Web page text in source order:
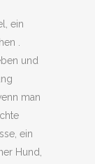
ein
.
und
man
ein
Hund,